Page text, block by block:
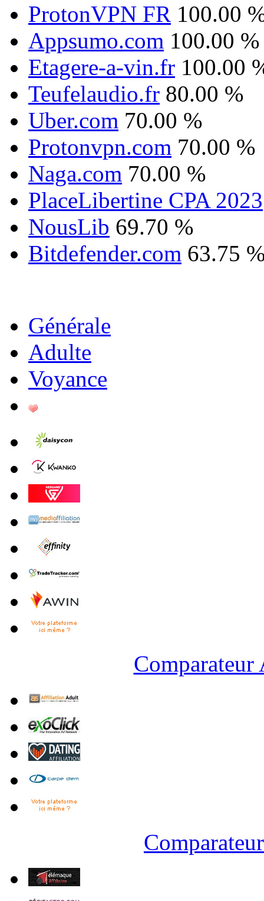
ProtonVPN FR 100.00
Appsumo.com 100.00 %
Etagere-a-vin.fr 100.00
Teufelaudio.fr 80.00 %
Uber.com 70.00 %
Protonvpn.com 70.00 %
Naga.com 70.00 %
PlaceLibertine CPA 2023
NousLib 69.70 %
Bitdefender.com 63.75
Générale
Adulte
Voyance